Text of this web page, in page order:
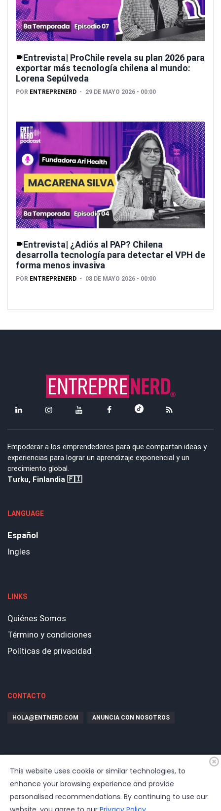
Entrevista| ProChile revela su plan 2026 para
exportar más tecnología chilena al mundo:
Lorena Sepúlveda
POR ENTREPRENERD 29 DE MAYO 2026 - 00:00
Entrevista| ¿Adiós al PAP? Chilena
desarrolla tecnología para detectar el VPH de
forma menos invasiva
POR ENTREPRENERD 08 DE MAYO 2026 - 00:00
Empoderar a los emprendedores para que compartan ideas y
experiencias para lograr un aprendizaje exponencial y un
crecimiento global.
Turku, Finlandia 🇫🇮
LANGUAGE
Español
Ingles
LINKS
Quiénes Somos
Término y condiciones
Políticas de privacidad
CONTACTO
HOLA@ENTNERD.COM ANUNCIA CON NOSOTROS
This website uses cookie or similar technologies, to
enhance your browsing experience and provide
personalised recommendations. By continuing to use our